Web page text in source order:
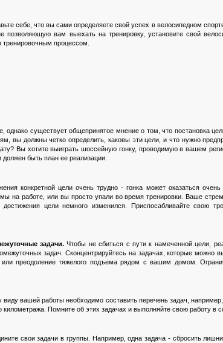
себе, что вы сами определяете свой успех в велосипедном
позволяющую вам выехать на тренировку, установите свой
тренировочным процессом.
однако существует общепринятое мнение о том, что постановка
вы должны четко определить, каковы эти цели, и что нужно
Вы хотите выиграть шоссейную гонку, проводимую в вашем
быть план ее реализации.
конкретной цели очень трудно - гонка может оказаться
на работе, или вы просто упали во время тренировки. Ваше
цели немного изменился. Приспосабливайте свою
задачи. Чтобы не сбиться с пути к намеченной цели,
задач. Сконцентрируйтесь на задачах, которые можно
преодоление тяжелого подъема рядом с вашим домом.
вашей работы необходимо составить перечень задач,
Помните об этих задачах и выполняйте свою работу в
свои задачи в группы. Например, одна задача - сбросить